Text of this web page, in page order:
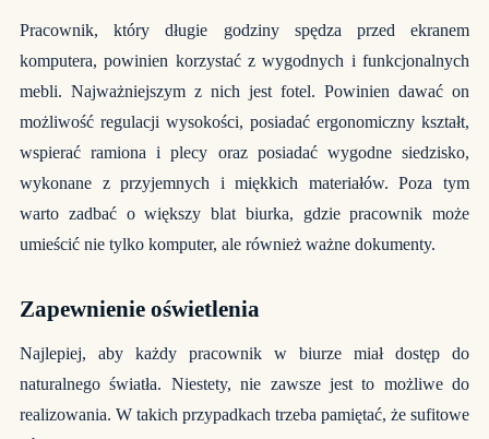
Pracownik, który długie godziny spędza przed ekranem
komputera, powinien korzystać z wygodnych i funkcjonalnych
mebli. Najważniejszym z nich jest fotel. Powinien dawać on
możliwość regulacji wysokości, posiadać ergonomiczny kształt,
wspierać ramiona i plecy oraz posiadać wygodne siedzisko,
wykonane z przyjemnych i miękkich materiałów. Poza tym
warto zadbać o większy blat biurka, gdzie pracownik może
umieścić nie tylko komputer, ale również ważne dokumenty.
Zapewnienie oświetlenia
Najlepiej, aby każdy pracownik w biurze miał dostęp do
naturalnego światła. Niestety, nie zawsze jest to możliwe do
realizowania. W takich przypadkach trzeba pamiętać, że sufitowe